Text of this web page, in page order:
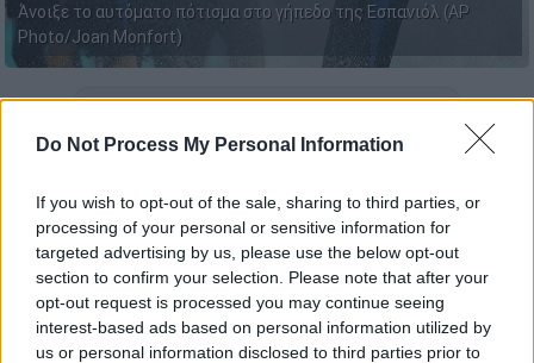
Do Not Process My Personal Information
If you wish to opt-out of the sale, sharing to third parties, or
processing of your personal or sensitive information for
targeted advertising by us, please use the below opt-out
section to confirm your selection. Please note that after your
opt-out request is processed you may continue seeing
interest-based ads based on personal information utilized by
us or personal information disclosed to third parties prior to
Άνοιξε το αυτόματο πότισμα στο γήπεδο της Εσπανιόλ (AP
Photo/Joan Monfort)
στην Ισπανία και μάλιστα το έκανε μέσα στην
έδρα τηςΕσπανιόλ, με τις δύο ομάδες της
Βαρκελώνηςνα έχουν τεράστια έχθρα.
ΔΙΑΒΑΣΤΕ ΕΠΙΣΗΣ